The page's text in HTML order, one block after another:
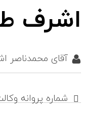
اشرف
آقای محمدناصر
شماره پروانه